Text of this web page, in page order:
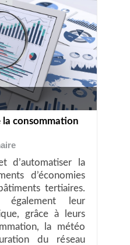
la consommation
d’automatiser la
d’économies
tertiaires.
leur
grâce à leurs
la météo
du réseau